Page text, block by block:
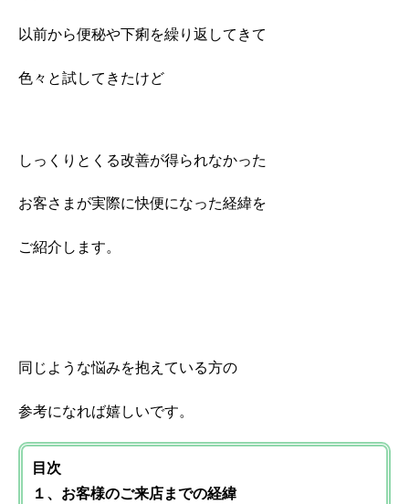
以前から便秘や下痢を繰り返してきて
色々と試してきたけど
しっくりとくる改善が得られなかった
お客さまが実際に快便になった経緯を
ご紹介します。
同じような悩みを抱えている方の
参考になれば嬉しいです。
目次
１、お客様のご来店までの経緯